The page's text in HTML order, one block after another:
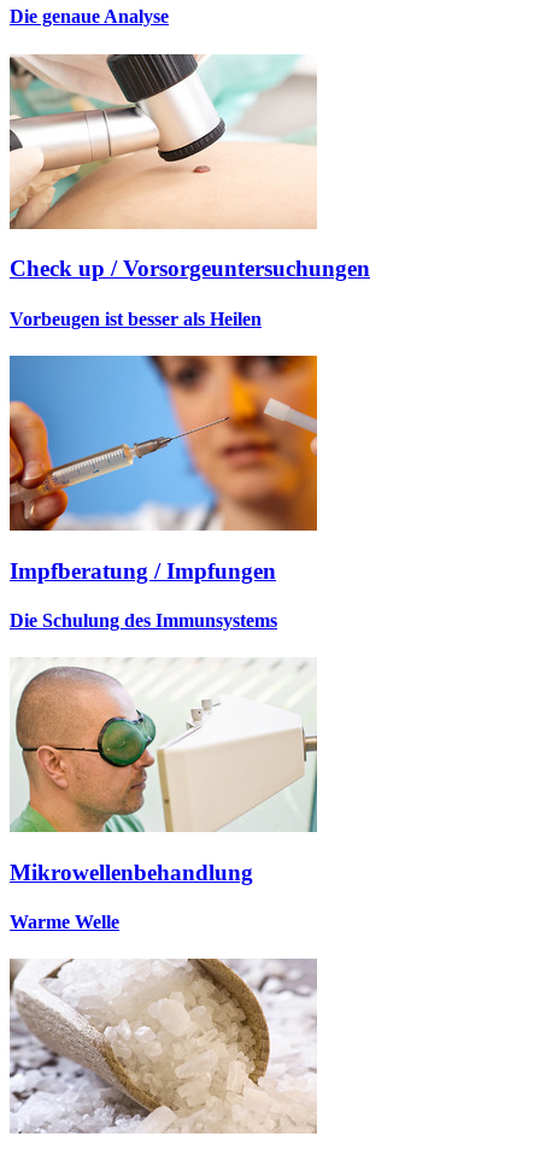
Die genaue Analyse
Check up / Vorsorgeuntersuchungen
Vorbeugen ist besser als Heilen
Impfberatung / Impfungen
Die Schulung des Immunsystems
Mikrowellenbehandlung
Warme Welle